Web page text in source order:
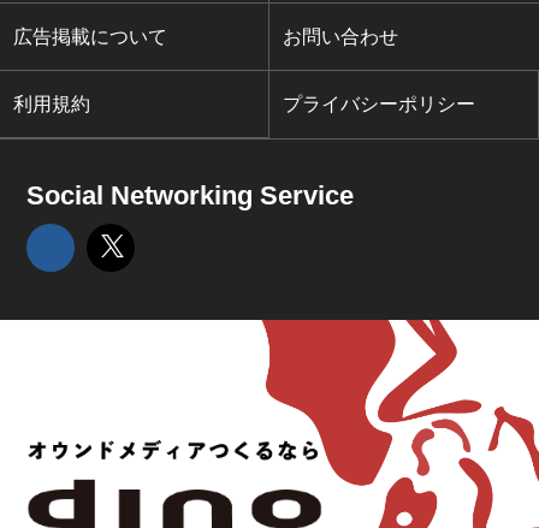
広告掲載について お問い合わせ
利用規約 プライバシーポリシー
Social Networking Service